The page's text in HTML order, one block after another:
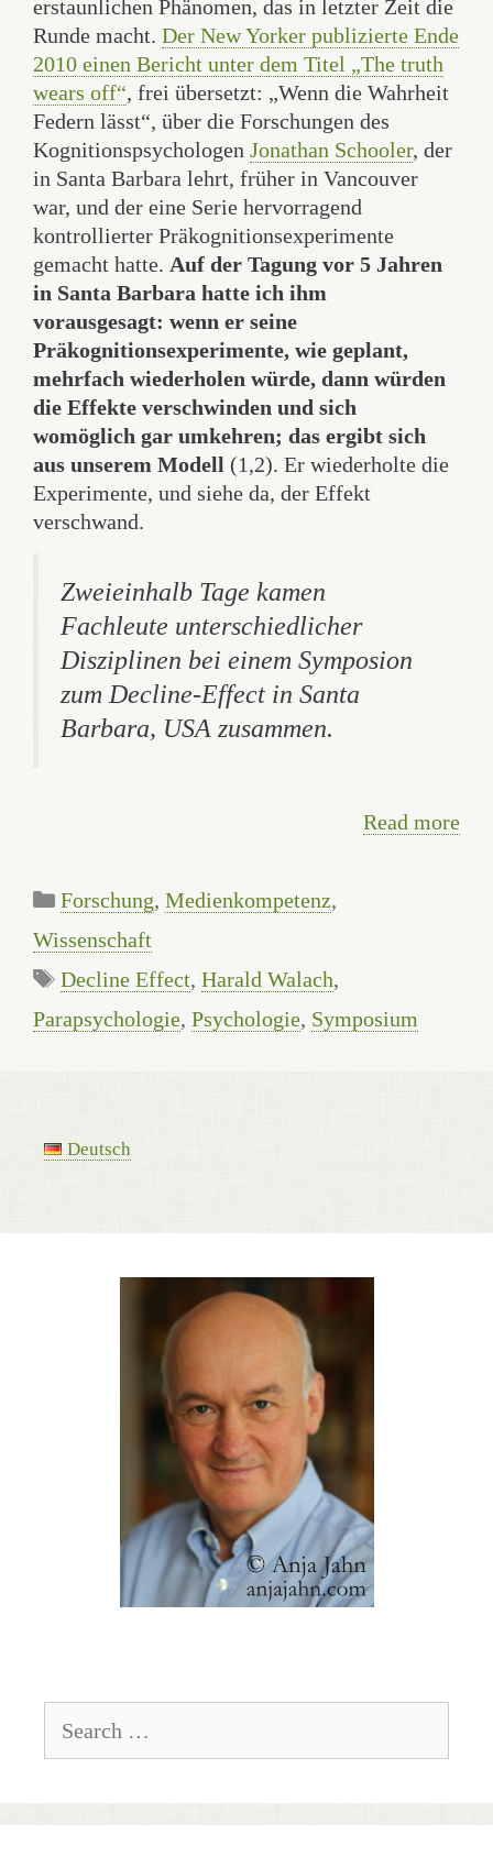
erstaunlichen Phänomen, das in letzter Zeit die
Runde macht. Der New Yorker publizierte Ende
2010 einen Bericht unter dem Titel „The truth
wears off“, frei übersetzt: „Wenn die Wahrheit
Federn lässt“, über die Forschungen des
Kognitionspsychologen Jonathan Schooler, der
in Santa Barbara lehrt, früher in Vancouver
war, und der eine Serie hervorragend
kontrollierter Präkognitionsexperimente
gemacht hatte. Auf der Tagung vor 5 Jahren
in Santa Barbara hatte ich ihm
vorausgesagt: wenn er seine
Präkognitionsexperimente, wie geplant,
mehrfach wiederholen würde, dann würden
die Effekte verschwinden und sich
womöglich gar umkehren; das ergibt sich
aus unserem Modell (1,2). Er wiederholte die
Experimente, und siehe da, der Effekt
verschwand.
Zweieinhalb Tage kamen
Fachleute unterschiedlicher
Disziplinen bei einem Symposion
zum Decline-Effect in Santa
Barbara, USA zusammen.
Read more
Categories
Forschung, Medienkompetenz,
Wissenschaft
Tags
Decline Effect, Harald Walach,
Parapsychologie, Psychologie, Symposium
Deutsch
for: